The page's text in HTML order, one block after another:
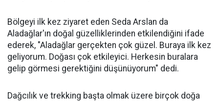
Bölgeyi ilk kez ziyaret eden Seda Arslan da
Aladağlar'ın doğal güzelliklerinden etkilendiğini ifade
ederek, "Aladağlar gerçekten çok güzel. Buraya ilk kez
geliyorum. Doğası çok etkileyici. Herkesin buralara
gelip görmesi gerektiğini düşünüyorum" dedi.
Dağcılık ve trekking başta olmak üzere birçok doğa